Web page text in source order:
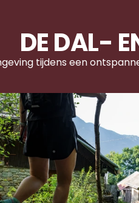
DE DAL-
tijdens een